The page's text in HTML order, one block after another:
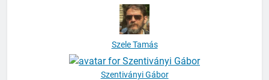
Szele Tamás
Szentiványi Gábor